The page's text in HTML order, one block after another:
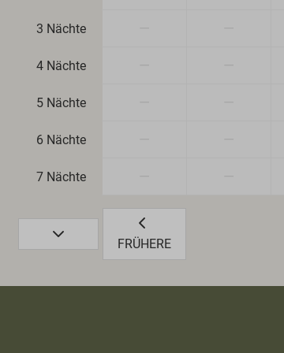
3 Nächte
4 Nächte
5 Nächte
6 Nächte
7 Nächte
FRÜHERE